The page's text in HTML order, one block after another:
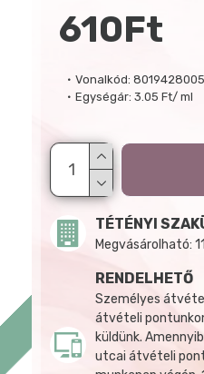
Vonalkód:
Egységár: 3.05 Ft/ ml
610Ft
TÉTÉNYI
Megvásárolható:
RENDELHETŐ
Személyes
átvételi
küldünk.
utcai átvételi